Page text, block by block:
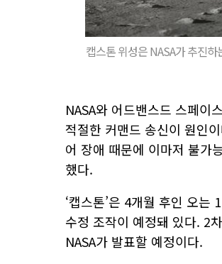
캡스톤 위성은 NASA가 추진
NASA와 어드밴스드 스페이
적절한 커맨드 송신이 원인
어 장애 때문에 이마저 불가
했다.
‘캡스톤’은 4개월 후인 오
수정 조작이 예정돼 있다. 2
NASA가 발표할 예정이다.